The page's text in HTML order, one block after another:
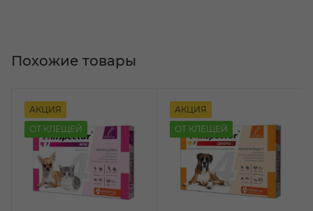
АКЦИЯ
ОТ КЛЕЩЕЙ
АКЦИЯ
ОТ КЛЕЩЕЙ
Похожие товары